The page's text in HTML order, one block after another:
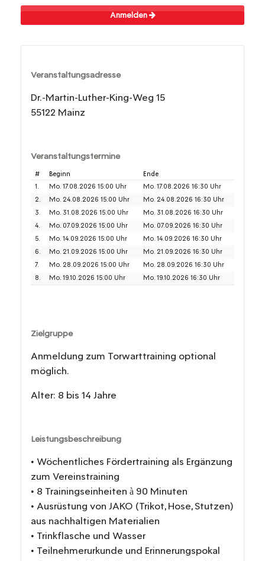
Anmelden
Veranstaltungsadresse
Dr.-Martin-Luther-King-Weg 15
55122 Mainz
Veranstaltungstermine
# Beginn
Ende
1.
Mo. 17.08.2026 15:00 Uhr
Mo. 17.08.2026 16:30 Uhr
2.
Mo. 24.08.2026 15:00 Uhr
Mo. 24.08.2026 16:30 Uhr
3.
Mo. 31.08.2026 15:00 Uhr
Mo. 31.08.2026 16:30 Uhr
4.
Mo. 07.09.2026 15:00 Uhr
Mo. 07.09.2026 16:30 Uhr
5.
Mo. 14.09.2026 15:00 Uhr
Mo. 14.09.2026 16:30 Uhr
6.
Mo. 21.09.2026 15:00 Uhr
Mo. 21.09.2026 16:30 Uhr
7.
Mo. 28.09.2026 15:00 Uhr
Mo. 28.09.2026 16:30 Uhr
8.
Mo. 19.10.2026 15:00 Uhr Mo. 19.10.2026 16:30 Uhr
Zielgruppe
Anmeldung zum Torwarttraining optional
möglich.
Alter: 8 bis 14 Jahre
Leistungsbeschreibung
• Wöchentliches Fördertraining als Ergänzung
zum Vereinstraining
• 8 Trainingseinheiten à 90 Minuten
• Ausrüstung von JAKO (Trikot, Hose, Stutzen)
aus nachhaltigen Materialien
• Trinkflasche und Wasser
• Teilnehmerurkunde und Erinnerungspokal